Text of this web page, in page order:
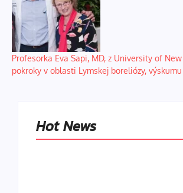
Profesorka Eva Sapi, MD, z University of
pokroky v oblasti Lymskej boreliózy,
Hot News